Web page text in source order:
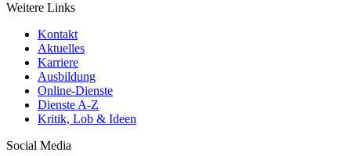
Weitere Links
Kontakt
Aktuelles
Karriere
Ausbildung
Online-Dienste
Dienste A-Z
Kritik, Lob & Ideen
Social Media